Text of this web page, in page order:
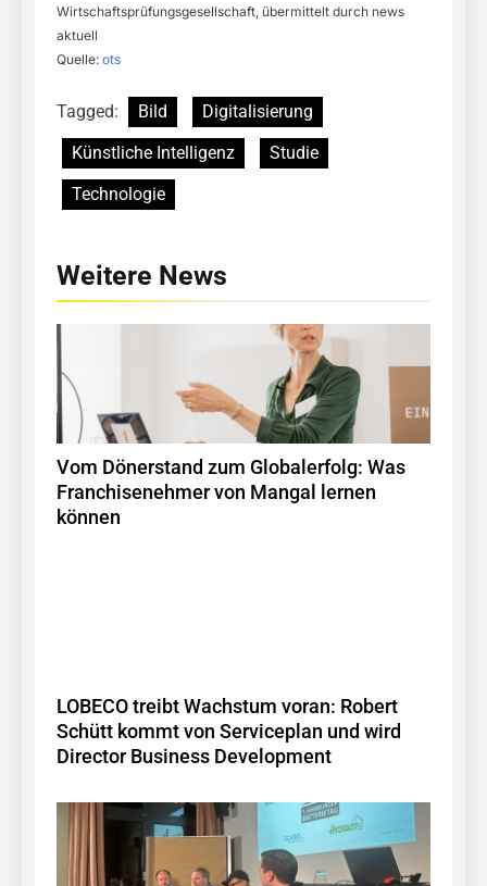
Wirtschaftsprüfungsgesellschaft, übermittelt durch news
aktuell
Quelle: ots
Tagged: Bild
Digitalisierung
Künstliche Intelligenz
Studie
Technologie
Weitere News
Vom Dönerstand zum Globalerfolg: Was
Franchisenehmer von Mangal lernen
können
LOBECO treibt Wachstum voran: Robert
Schütt kommt von Serviceplan und wird
Director Business Development